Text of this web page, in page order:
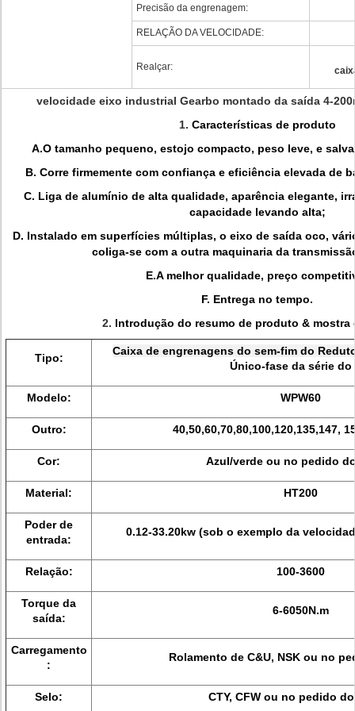
Precisão da engrenagem:
RELAÇÃO DA VELOCIDADE:
Realçar:
velocidade eixo industrial Gearbo montado da saída 4-
1. Características de produto
A.O tamanho pequeno, estojo compacto, peso leve, e
B. Corre firmemente com confiança e eficiência elevada de
C. Liga de alumínio de alta qualidade, aparência elegante,
capacidade levando alta;
D. Instalado em superfícies múltiplas, o eixo de saída oco,
coliga-se com a outra maquinaria da
E.A melhor qualidade, preço
F. Entrega no tempo.
2. Introdução do resumo de produto & mostra
Tipo:
Caixa de engrenagens do sem-fim do
Único-fase da série do
Modelo: WPW60
Outro: 40,50,60,70,80,100,120,135,147,
Cor: Azul/verde ou no pedido
Material: HT200
Poder de
entrada:
0.12-33.20kw (sob o exemplo da
Relação: 100-3600
Torque da
saída:
6-6050N.m
Carregamento
:
Rolamento de C&U, NSK ou no
Selo: CTY, CFW ou no pedido